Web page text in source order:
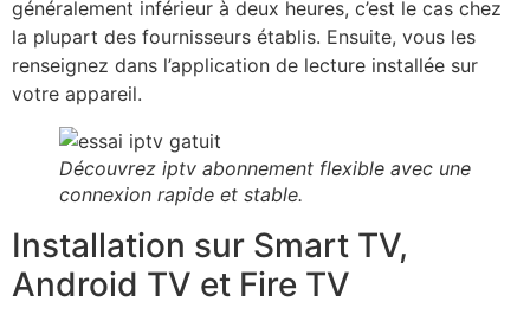
généralement inférieur à deux heures, c’est le cas chez
la plupart des fournisseurs établis. Ensuite, vous les
renseignez dans l’application de lecture installée sur
votre appareil.
Découvrez iptv abonnement flexible avec une
connexion rapide et stable.
Installation sur Smart TV,
Android TV et Fire TV